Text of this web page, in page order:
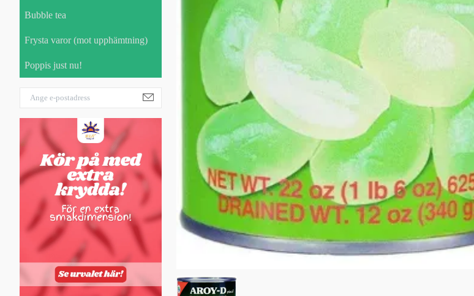
Bubble tea
Frysta varor (mot upphämtning)
Poppis just nu!